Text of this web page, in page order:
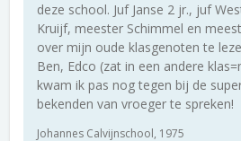
deze school. Juf Janse 2 jr., juf
Kruijf, meester Schimmel en
over mijn oude klasgenoten te
Ben, Edco (zat in een andere
kwam ik pas nog tegen bij de
bekenden van vroeger te spreken!
Johannes Calvijnschool, 1975